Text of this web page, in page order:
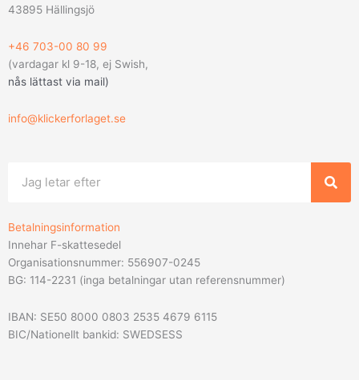
43895 Hällingsjö
+46 703-00 80 99
(vardagar kl 9-18, ej Swish,
nås lättast via mail)
info@klickerforlaget.se
Betalningsinformation
Innehar F-skattesedel
Organisationsnummer: 556907-0245
BG: 114-2231 (inga betalningar utan referensnummer)
IBAN: SE50 8000 0803 2535 4679 6115
BIC/Nationellt bankid: SWEDSESS